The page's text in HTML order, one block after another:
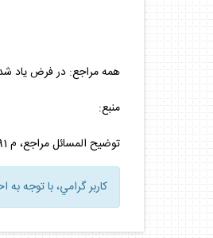
همه مراجع: در فرض ياد
منبع:
توضيح المسائل مراجع، م 1391 ؛ آيت الله وحيد، توضيح المسائل، م 1399.
كاربر گرامي، با توجه